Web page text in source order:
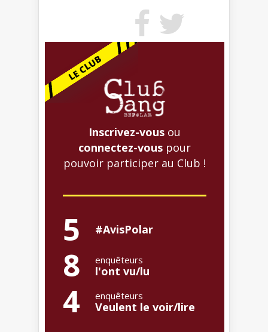
Inscrivez-vous ou
connectez-vous pour
pouvoir participer au Club !
5 #AvisPolar
8 enquêteurs
l'ont vu/lu
4 enquêteurs
Veulent le voir/lire